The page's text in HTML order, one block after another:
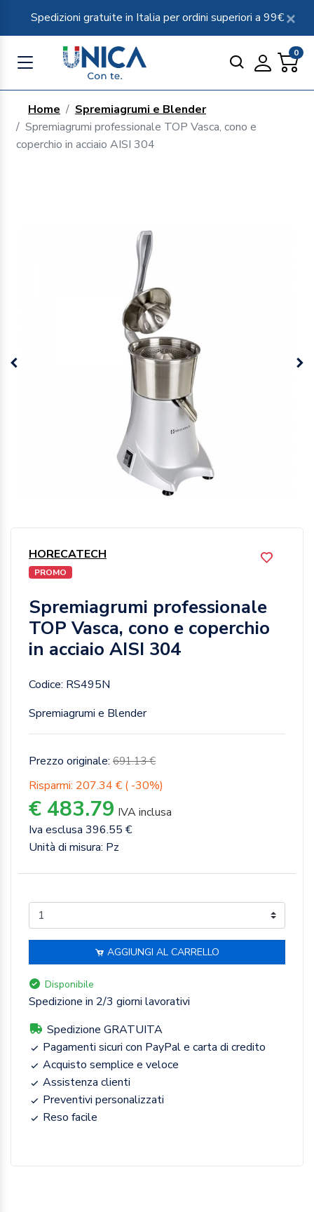
Spedizioni gratuite in Italia per ordini superiori a 99€
0
Home
Spremiagrumi e Blender
Spremiagrumi professionale TOP Vasca, cono e
coperchio in acciaio AISI 304
HORECATECH
PROMO
Spremiagrumi professionale
TOP Vasca, cono e coperchio
in acciaio AISI 304
Codice: RS495N
Spremiagrumi e Blender
Prezzo originale: 691.13 €
Risparmi: 207.34 € ( -30%)
€ 483.79 IVA inclusa
Iva esclusa 396.55 €
Unità di misura: Pz
AGGIUNGI AL CARRELLO
Disponibile
Spedizione in 2/3 giorni lavorativi
Spedizione GRATUITA
Pagamenti sicuri con PayPal e carta di credito
Acquisto semplice e veloce
Assistenza clienti
Preventivi personalizzati
Reso facile